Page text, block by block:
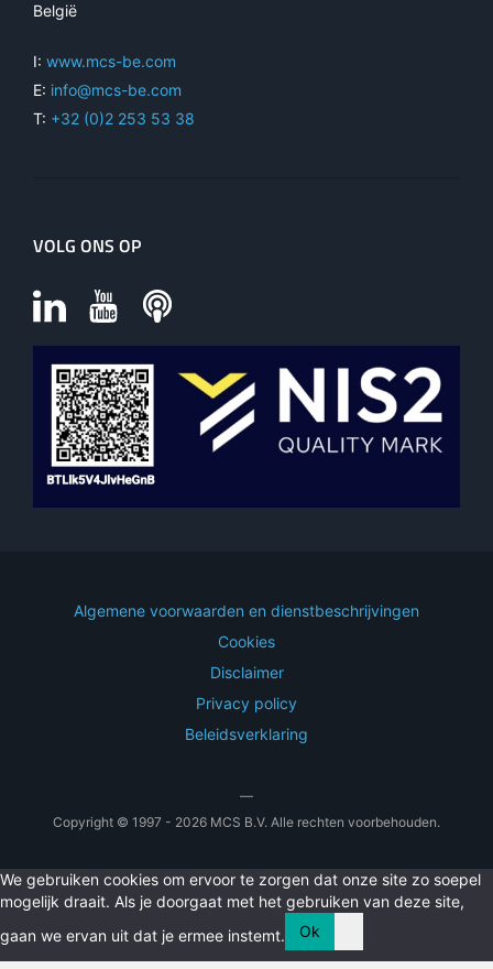
België
I: www.mcs-be.com
E: info@mcs-be.com
T: +32 (0)2 253 53 38
VOLG ONS OP
Algemene voorwaarden en dienstbeschrijvingen
Cookies
Disclaimer
Privacy policy
Beleidsverklaring
—
Copyright © 1997 - 2026 MCS B.V. Alle rechten voorbehouden.
We gebruiken cookies om ervoor te zorgen dat onze site zo soepel
mogelijk draait. Als je doorgaat met het gebruiken van deze site,
gaan we ervan uit dat je ermee instemt.
Ok